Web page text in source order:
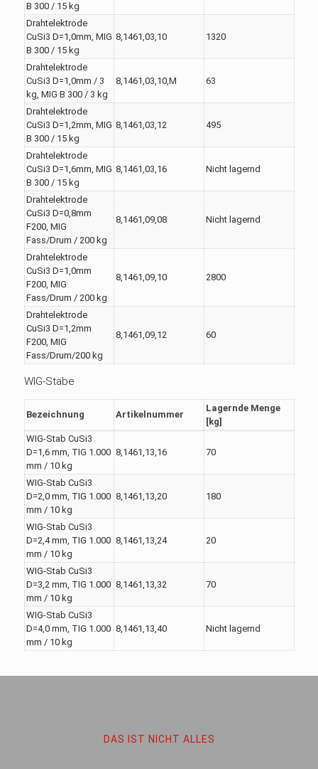
B 300 / 15 kg
Drahtelektrode
CuSi3 D=1,0mm, MIG
B 300 / 15 kg
8,1461,03,10 1320
Drahtelektrode
CuSi3 D=1,0mm / 3
kg, MIG B 300 / 3 kg
8,1461,03,10,M 63
Drahtelektrode
CuSi3 D=1,2mm, MIG
B 300 / 15 kg
8,1461,03,12 495
Drahtelektrode
CuSi3 D=1,6mm, MIG
B 300 / 15 kg
8,1461,03,16 Nicht lagernd
Drahtelektrode
CuSi3 D=0,8mm
F200, MIG
Fass/Drum / 200 kg
8,1461,09,08 Nicht lagernd
Drahtelektrode
CuSi3 D=1,0mm
F200, MIG
Fass/Drum / 200 kg
8,1461,09,10 2800
Drahtelektrode
CuSi3 D=1,2mm
F200, MIG
Fass/Drum/200 kg
8,1461,09,12 60
WIG-Stäbe
Bezeichnung Artikelnummer
Lagernde Menge
[kg]
WIG-Stab CuSi3
D=1,6 mm, TIG 1.000
mm / 10 kg
8,1461,13,16 70
WIG-Stab CuSi3
D=2,0 mm, TIG 1.000
mm / 10 kg
8,1461,13,20 180
WIG-Stab CuSi3
D=2,4 mm, TIG 1.000
mm / 10 kg
8,1461,13,24 20
WIG-Stab CuSi3
D=3,2 mm, TIG 1.000
mm / 10 kg
8,1461,13,32 70
WIG-Stab CuSi3
D=4,0 mm, TIG 1.000
mm / 10 kg
8,1461,13,40 Nicht lagernd
DAS IST NICHT ALLES